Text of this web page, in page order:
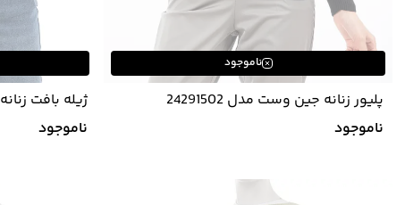
ناموجود
پلیور زنانه جین وست مدل 24291502
ناموجود
43793545
ناموجود